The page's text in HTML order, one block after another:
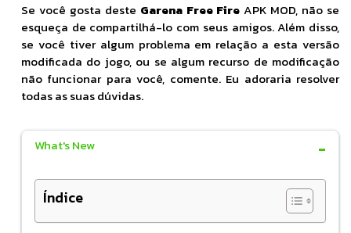
Se você gosta deste Garena Free Fire APK MOD, não se
esqueça de compartilhá-lo com seus amigos. Além disso,
se você tiver algum problema em relação a esta versão
modificada do jogo, ou se algum recurso de modificação
não funcionar para você, comente. Eu adoraria resolver
todas as suas dúvidas.
What's New
Índice